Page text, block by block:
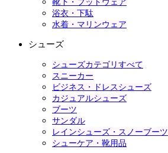
靴下・フットウェア
浴衣・下駄
水着・マリンウェア
シューズ
シューズカテゴリすべて
スニーカー
ビジネス・ドレスシューズ
カジュアルシューズ
ブーツ
サンダル
レインシューズ・スノーブーツ
シューケア・靴用品